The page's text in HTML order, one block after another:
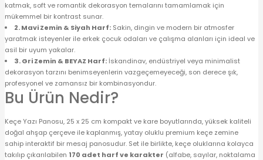
katmak, soft ve romantik dekorasyon temalarını tamamlamak için
mükemmel bir kontrast sunar.
2. Mavi Zemin & Siyah Harf: Sakin, dingin ve modern bir atmosfer
yaratmak isteyenler ile erkek çocuk odaları ve çalışma alanları için ideal ve
asil bir uyum yakalar.
3. Gri Zemin & BEYAZ Harf: İskandinav, endüstriyel veya minimalist
dekorasyon tarzını benimseyenlerin vazgeçemeyeceği, son derece şık,
profesyonel ve zamansız bir kombinasyondur.
Bu Ürün Nedir?
Keçe Yazı Panosu, 25 x 25 cm kompakt ve kare boyutlarında, yüksek kaliteli
doğal ahşap çerçeve ile kaplanmış, yatay oluklu premium keçe zemine
sahip interaktif bir mesaj panosudur. Set ile birlikte, keçe oluklarına kolayca
takılıp çıkarılabilen 170 adet harf ve karakter (alfabe, sayılar, noktalama